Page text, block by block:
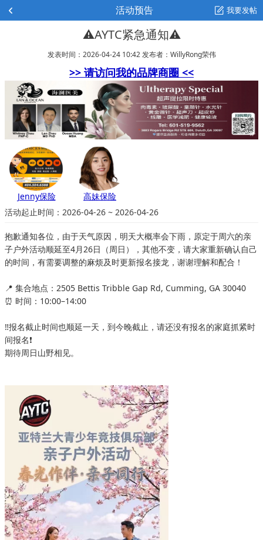
活动预告 我要发帖
⚠️AYTC紧急通知⚠️
发表时间：2026-04-24 10:42 发布者：WillyRong荣伟
>> 请访问我的品牌商圈 <<
Jenny保险
高妹保险
活动起止时间：2026-04-26 ~ 2026-04-26
抱歉通知各位，由于天气原因，明天大概率会下雨，原定于周六的亲
子户外活动顺延至4月26日（周日），其他不变，请大家重新确认自己
的时间，有需要调整的麻烦及时更新报名接龙，谢谢理解和配合！
📍 集合地点：2505 Bettis Tribble Gap Rd, Cumming, GA 30040
⏰ 时间：10:00–14:00
‼️报名截止时间也顺延一天，到今晚截止，请还没有报名的家庭抓紧时
间报名❗
期待周日山野相见。